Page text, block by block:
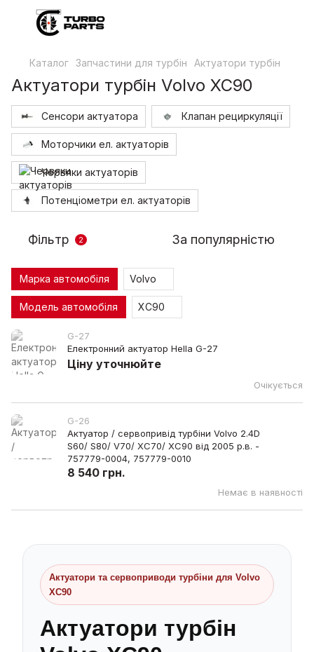
Каталог Запчастини для турбін Актуатори турбін
Актуатори турбін Volvo XC90
Сенсори актуатора Клапан рециркуляції
Моторчики ел. актуаторів
Червяки актуаторів
Потенціометри ел. актуаторів
Фільтр 2 За популярністю
Марка автомобіля Volvo
Модель автомобіля XC90
G-27
Електронний актуатор Hella G-27
Очікується
Ціну уточнюйте
G-26
Актуатор / сервопривід турбіни Volvo 2.4D
S60/ S80/ V70/ XC70/ XC90 від 2005 р.в. -
757779-0004, 757779-0010
Немає в наявності
8 540 грн.
Актуатори та сервоприводи турбіни для Volvo
XC90
Актуатори турбін